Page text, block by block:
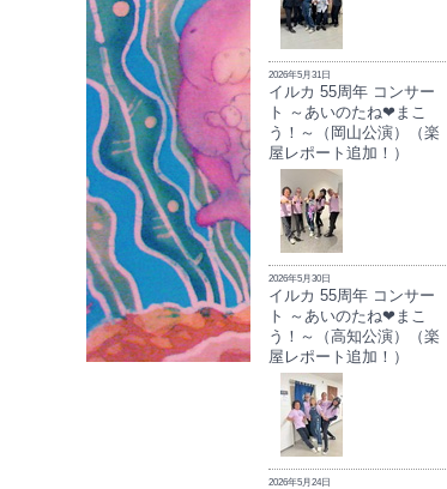
2026年5月31日
イルカ 55周年 コンサー
ト ～あいのたね❤まこ
う！～（岡山公演）（楽
屋レポート追加！）
2026年5月30日
イルカ 55周年 コンサー
ト ～あいのたね❤まこ
う！～（高知公演）（楽
屋レポート追加！）
2026年5月24日